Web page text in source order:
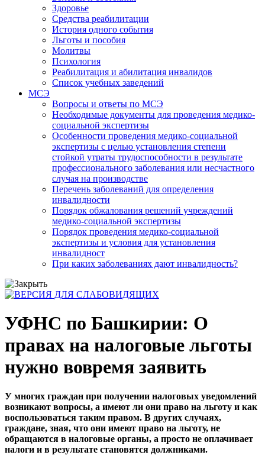
Здоровье
Средства реабилитации
История одного события
Льготы и пособия
Молитвы
Психология
Реабилитация и абилитация инвалидов
Список учебных заведений
МСЭ
Вопросы и ответы по МСЭ
Необходимые документы для проведения медико-
социальной экспертизы
Особенности проведения медико-социальной
экспертизы с целью установления степени
стойкой утраты трудоспособности в результате
профессионального заболевания или несчастного
случая на производстве
Перечень заболеваний для определения
инвалидности
Порядок обжалования решений учреждений
медико-социальной экспертизы
Порядок проведения медико-социальной
экспертизы и условия для установления
инвалидност
При каких заболеваниях дают инвалидность?
УФНС по Башкирии: О
правах на налоговые льготы
нужно вовремя заявить
У многих граждан при получении налоговых уведомлений
возникают вопросы, а имеют ли они право на льготу и как
воспользоваться таким правом. В других случаях,
граждане, зная, что они имеют право на льготу, не
обращаются в налоговые органы, а просто не оплачивает
налоги и в результате становятся должниками.